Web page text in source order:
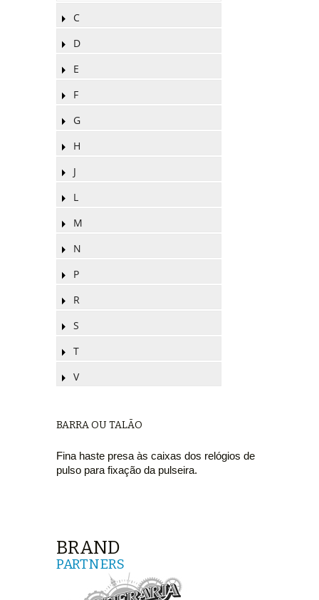
C
D
E
F
G
H
J
L
M
N
P
R
S
T
V
BARRA OU TALÃO
Fina haste presa às caixas dos relógios de
pulso para fixação da pulseira.
BRAND
PARTNERS